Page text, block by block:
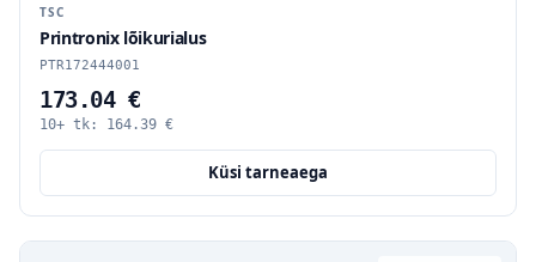
TSC
Printronix lõikurialus
PTR172444001
173.04 €
10+ tk: 164.39 €
Küsi tarneaega